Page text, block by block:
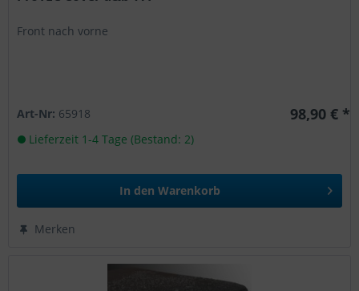
Front nach vorne
Art-Nr: 65918 98,90 € *
Lieferzeit 1-4 Tage (Bestand: 2)
In den Warenkorb
Merken